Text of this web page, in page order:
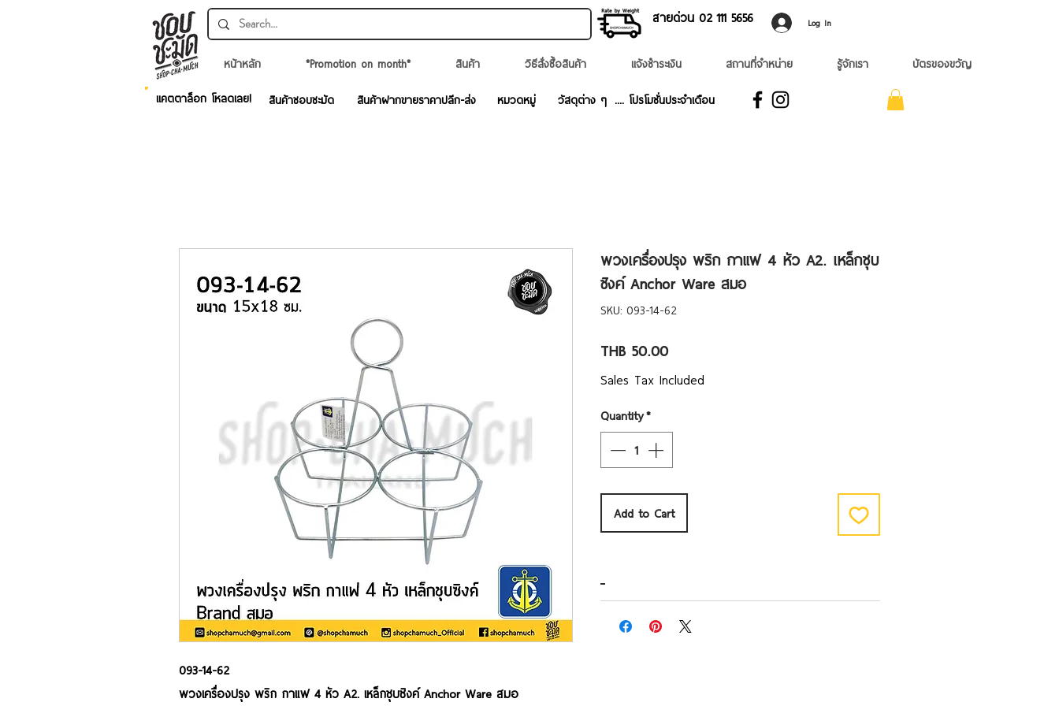
สายด่วน 02 ​111 5656 Log In
หน้าหลัก *Promotion on month* สินค้า วิธีสั่งซื้อสินค้า แจ้งชำระเงิน สถานที่จำหน่าย รู้จักเรา บัตรของขวัญ
สินค้าชอบชะมัด สินค้าฝากขายราคาปลีก-ส่ง หมวดหมู่ วัสดุต่าง ๆ .... โปรโมชั่นประจำเดือน
แคตตาล็อก โหลดเลย!
093-14-62
พวงเครื่องปรุง พริก กาแฟ 4 หัว A2. เหล็กชุบซิงค์ Anchor Ware สมอ
พวงเครื่องปรุง พริก กาแฟ 4 หัว A2. เหล็กชุบ
ซิงค์ Anchor Ware สมอ
SKU: 093-14-62
THB 50.00Price
Sales Tax Included
Quantity*
Add to Cart